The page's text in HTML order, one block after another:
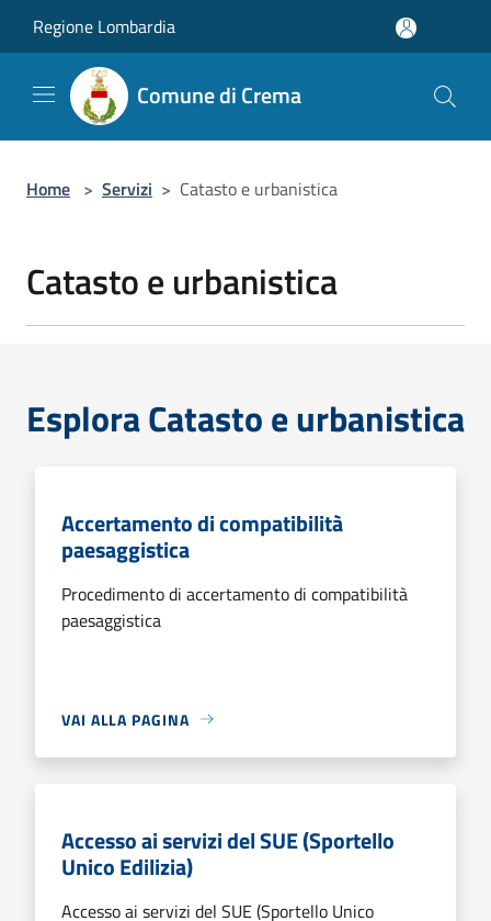
Regione Lombardia
Comune di Crema
Home > Servizi > Catasto e urbanistica
Catasto e urbanistica
Esplora Catasto e urbanistica
Accertamento di compatibilità
paesaggistica
Procedimento di accertamento di compatibilità
paesaggistica
VAI ALLA PAGINA
Accesso ai servizi del SUE (Sportello
Unico Edilizia)
Accesso ai servizi del SUE (Sportello Unico